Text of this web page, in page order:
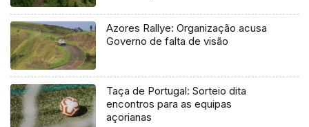
Azores Rallye: Organização acusa
Governo de falta de visão
Taça de Portugal: Sorteio dita
encontros para as equipas
açorianas